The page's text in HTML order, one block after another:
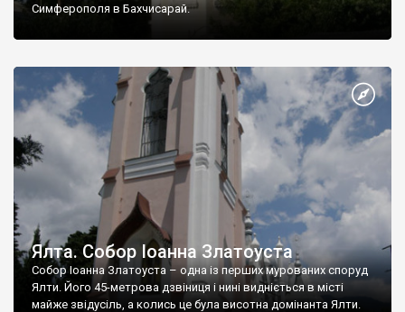
Симферополя в Бахчисарай.
Ялта. Собор Іоанна Златоуста
Собор Іоанна Златоуста – одна із перших мурованих споруд
Ялти. Його 45-метрова дзвіниця і нині видніється в місті
майже звідусіль, а колись це була висотна домінанта Ялти.